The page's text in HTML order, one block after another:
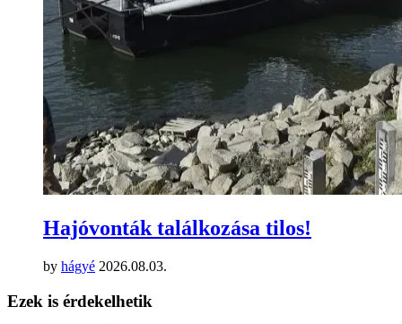
Hajóvonták találkozása tilos!
by hágyé 2026.08.03.
Ezek is érdekelhetik